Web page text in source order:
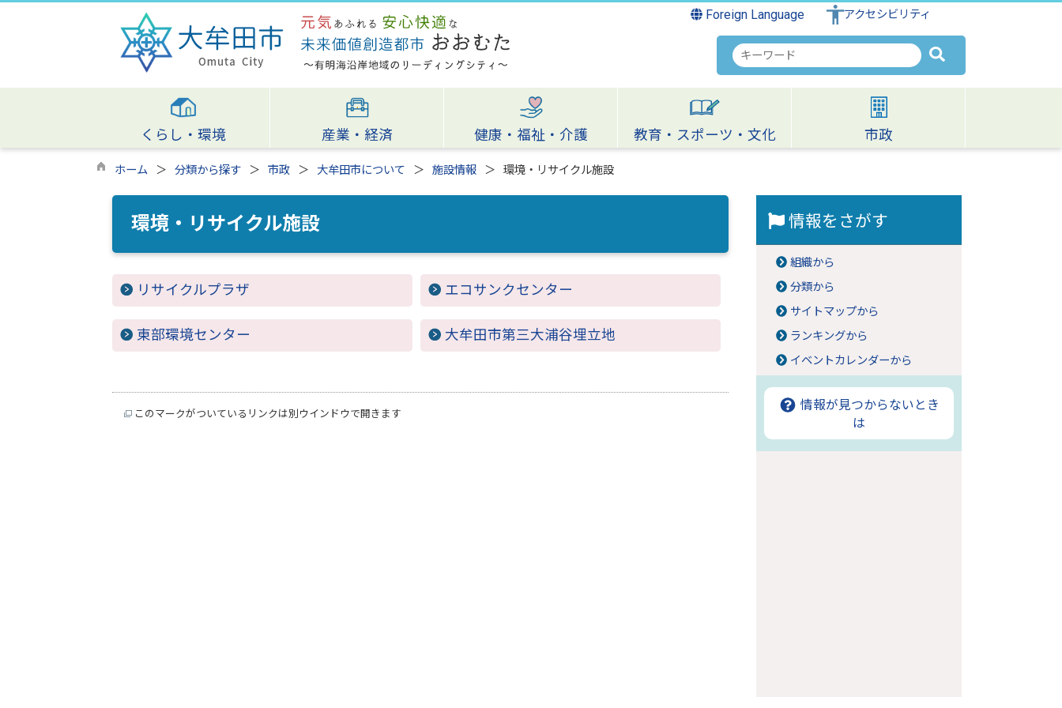
Foreign Language アクセシビリティ
検
索
キ
ワ
ー
くらし・環境 産業・経済 健康・福祉・介護 教育・スポーツ・文化 市政
ホーム 分類から探す 市政 大牟田市について 施設情報 環境・リサイクル施設
環境・リサイクル施設
リサイクルプラザ エコサンクセンター
東部環境センター 大牟田市第三大浦谷埋立地
このマークがついているリンクは別ウインドウで開きます
情報をさがす
組織から
分類から
サイトマップから
ランキングから
イベントカレンダーから
情報が見つからないとき
は